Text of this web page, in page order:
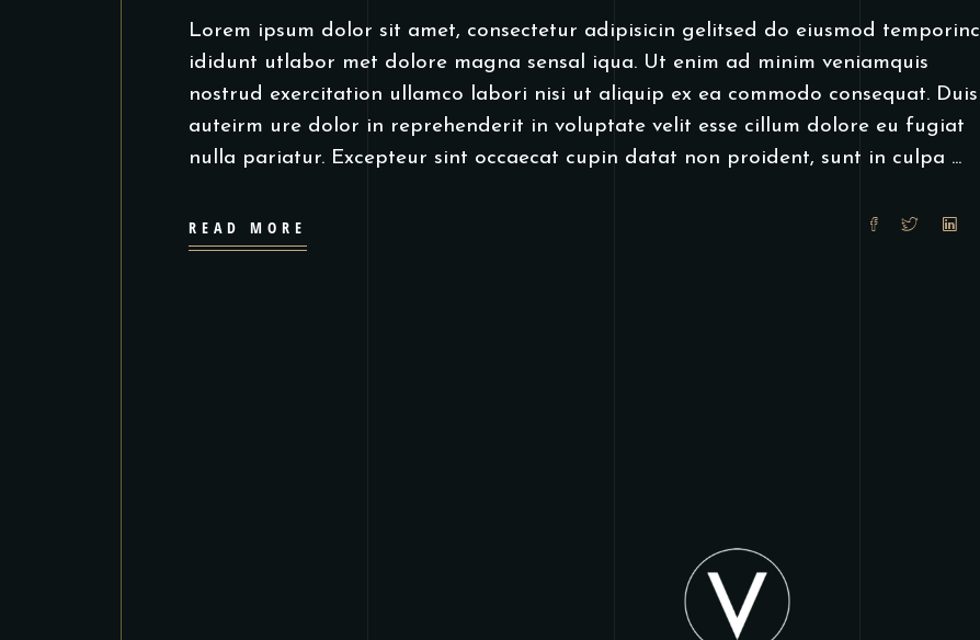
Lorem ipsum dolor sit amet, consectetur adipisicin gelitsed do eiusmod temporinc
ididunt utlabor met dolore magna sensal iqua. Ut enim ad minim veniamquis
nostrud exercitation ullamco labori nisi ut aliquip ex ea commodo consequat. Duis
auteirm ure dolor in reprehenderit in voluptate velit esse cillum dolore eu fugiat
nulla pariatur. Excepteur sint occaecat cupin datat non proident, sunt in culpa
READ MORE